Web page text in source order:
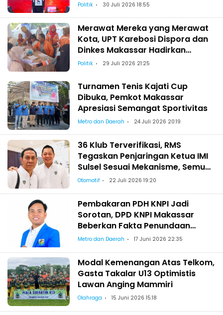
Politik 30 Juli 2026 18:55
Merawat Mereka yang Merawat
Kota, UPT Karebosi Dispora dan
Dinkes Makassar Hadirkan
Pemeriksaan Kesehatan bagi
Politik 29 Juli 2026 21:25
Turnamen Tenis Kajati Cup
Dibuka, Pemkot Makassar
Apresiasi Semangat Sportivitas
Metro dan Daerah 24 Juli 2026 20:19
36 Klub Terverifikasi, RMS
Tegaskan Penjaringan Ketua IMI
Sulsel Sesuai Mekanisme, Semua
Berhak Maju!
Otomotif 22 Juli 2026 19:20
Pembakaran PDH KNPI Jadi
Sorotan, DPD KNPI Makassar
Beberkan Fakta Penundaan
Pelantikan Wajo
Metro dan Daerah 17 Juni 2026 22:35
Modal Kemenangan Atas Telkom,
Gasta Takalar U13 Optimistis
Lawan Anging Mammiri
Olahraga 15 Juni 2026 15:18